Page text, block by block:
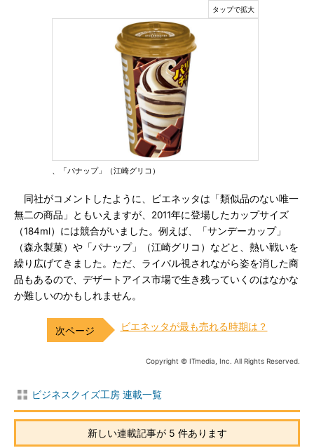
、「パナップ」（江崎グリコ）
同社がコメントしたように、ビエネッタは「類似品のない唯一
無二の商品」ともいえますが、2011年に登場したカップサイズ
（184ml）には競合がいました。例えば、「サンデーカップ」
（森永製菓）や「パナップ」（江崎グリコ）などと、熱い戦いを
繰り広げてきました。ただ、ライバル視されながら姿を消した商
品もあるので、デザートアイス市場で生き残っていくのはなかな
か難しいのかもしれません。
ビエネッタが最も売れる時期は？
Copyright © ITmedia, Inc. All Rights Reserved.
ビジネスクイズ工房 連載一覧
新しい連載記事が 5 件あります